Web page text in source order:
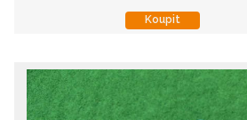
Koupit